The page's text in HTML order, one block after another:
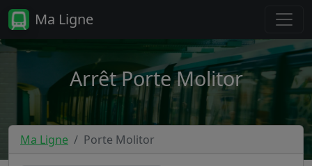
Ma Ligne
Arrêt Porte Molitor
Ma Ligne Porte Molitor